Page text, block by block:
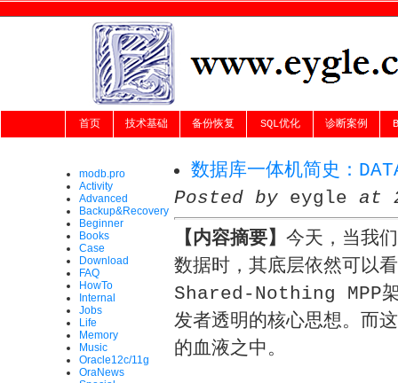
首页 技术基础 备份恢复 SQL优化 诊断案例
modb.pro
Activity
Advanced
Backup&Recovery
Beginner
Books
Case
Download
FAQ
HowTo
Internal
Jobs
Life
Memory
Music
Oracle12c/11g
OraNews
数据库一体机简史：
Posted by eygle at
【内容摘要】 今天，当我
数据时，其底层依然可
Shared-Nothing MPP架
发者透明的核心思想。而
的血液之中。